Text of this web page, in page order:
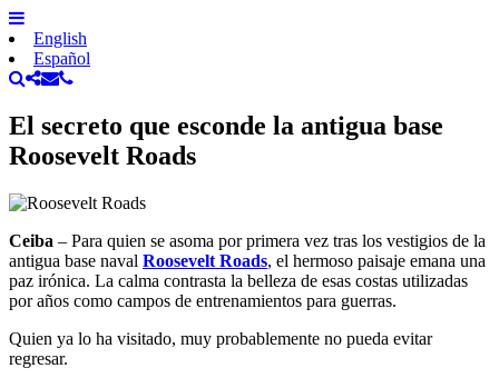
English
Español
El secreto que esconde la antigua base
Roosevelt Roads
Ceiba – Para quien se asoma por primera vez tras los vestigios de la
antigua base naval Roosevelt Roads, el hermoso paisaje emana una
paz irónica. La calma contrasta la belleza de esas costas utilizadas
por años como campos de entrenamientos para guerras.
Quien ya lo ha visitado, muy probablemente no pueda evitar
regresar.